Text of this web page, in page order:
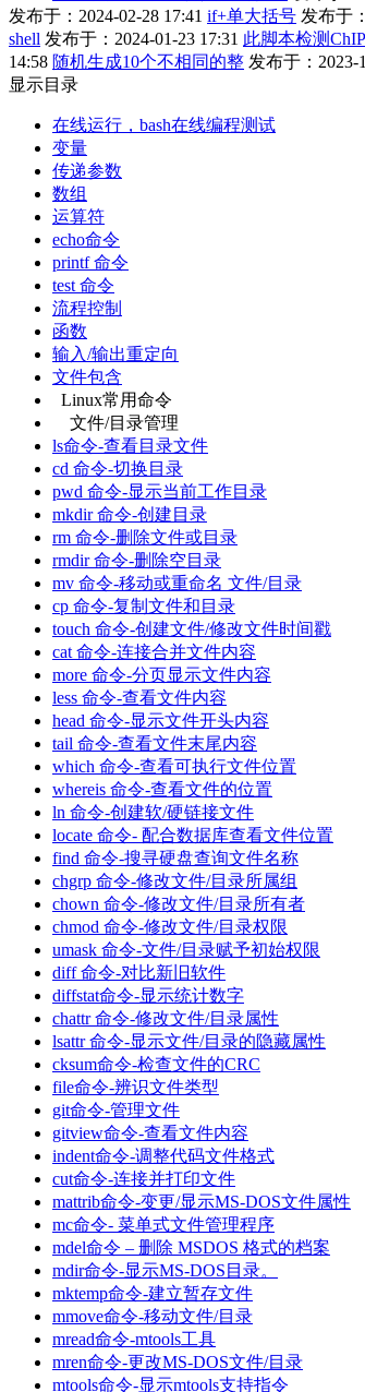
发布于：2024-02-28 17:41 if+单大括号 发布于
shell 发布于：2024-01-23 17:31 此脚本检测
14:58 随机生成10个不相同的整 发布于：2023-
显示目录
在线运行，bash在线编程测试
变量
传递参数
数组
运算符
echo命令
printf 命令
test 命令
流程控制
函数
输入/输出重定向
文件包含
Linux常用命令
文件/目录管理
ls命令-查看目录文件
cd 命令-切换目录
pwd 命令-显示当前工作目录
mkdir 命令-创建目录
rm 命令-删除文件或目录
rmdir 命令-删除空目录
mv 命令-移动或重命名 文件/目录
cp 命令-复制文件和目录
touch 命令-创建文件/修改文件时间戳
cat 命令-连接合并文件内容
more 命令-分页显示文件内容
less 命令-查看文件内容
head 命令-显示文件开头内容
tail 命令-查看文件末尾内容
which 命令-查看可执行文件位置
whereis 命令-查看文件的位置
ln 命令-创建软/硬链接文件
locate 命令- 配合数据库查看文件位置
find 命令-搜寻硬盘查询文件名称
chgrp 命令-修改文件/目录所属组
chown 命令-修改文件/目录所有者
chmod 命令-修改文件/目录权限
umask 命令-文件/目录赋予初始权限
diff 命令-对比新旧软件
diffstat命令-显示统计数字
chattr 命令-修改文件/目录属性
lsattr 命令-显示文件/目录的隐藏属性
cksum命令-检查文件的CRC
file命令-辨识文件类型
git命令-管理文件
gitview命令-查看文件内容
indent命令-调整代码文件格式
cut命令-连接并打印文件
mattrib命令-变更/显示MS-DOS文件属性
mc命令- 菜单式文件管理程序
mdel命令 – 删除 MSDOS 格式的档案
mdir命令-显示MS-DOS目录。
mktemp命令-建立暂存文件
mmove命令-移动文件/目录
mread命令-mtools工具
mren命令-更改MS-DOS文件/目录
mtools命令-显示mtools支持指令